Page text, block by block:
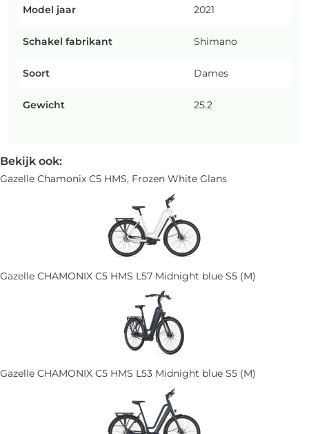
Model jaar 2021
Schakel fabrikant Shimano
Soort Dames
Gewicht 25.2
Bekijk ook:
Gazelle Chamonix C5 HMS, Frozen White Glans
Gazelle CHAMONIX C5 HMS L57 Midnight blue S5 (M)
Gazelle CHAMONIX C5 HMS L53 Midnight blue S5 (M)